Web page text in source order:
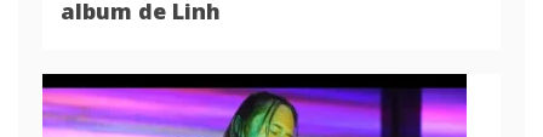
album de Linh